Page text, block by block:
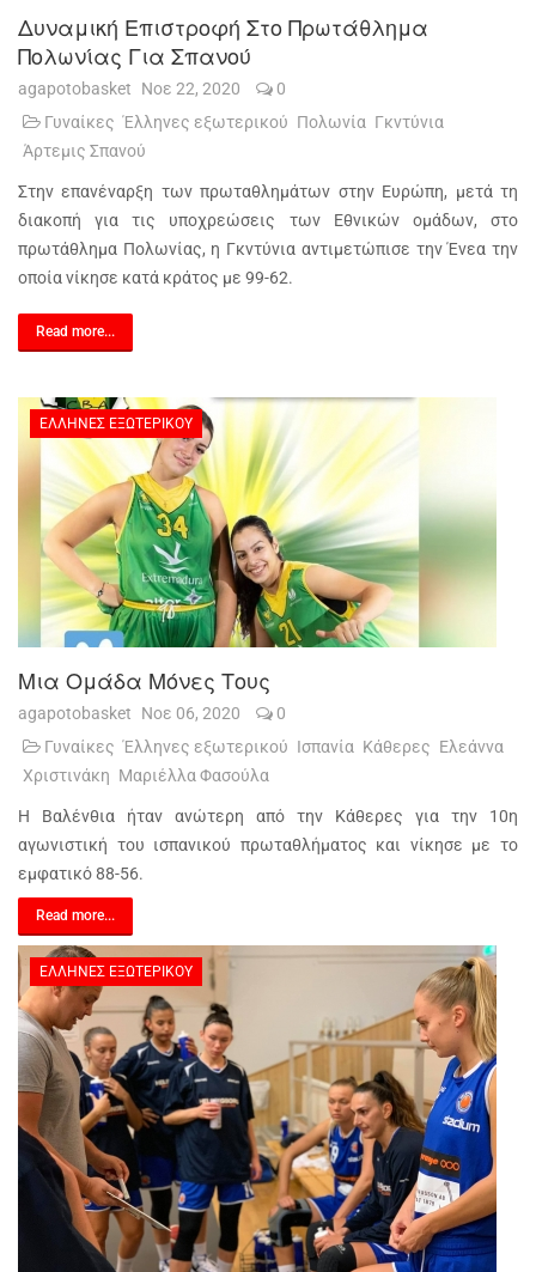
Δυναμική Επιστροφή Στο Πρωτάθλημα
Πολωνίας Για Σπανού
agapotobasket Νοε 22, 2020
0
Γυναίκες Έλληνες εξωτερικού Πολωνία Γκντύνια
Άρτεμις Σπανού
Στην επανέναρξη των πρωταθλημάτων στην Ευρώπη, μετά τη
διακοπή για τις υποχρεώσεις των Εθνικών ομάδων, στο
πρωτάθλημα Πολωνίας, η Γκντύνια αντιμετώπισε την Ένεα την
οποία νίκησε κατά κράτος με 99-62.
Read more...
ΈΛΛΗΝΕΣ ΕΞΩΤΕΡΙΚΟΎ
Μια Ομάδα Μόνες Τους
agapotobasket Νοε 06, 2020
0
Γυναίκες Έλληνες εξωτερικού Ισπανία Κάθερες Ελεάννα
Χριστινάκη Μαριέλλα Φασούλα
Η Βαλένθια ήταν ανώτερη από την Κάθερες για την 10η
αγωνιστική του ισπανικού πρωταθλήματος και νίκησε με το
εμφατικό 88-56.
Read more...
ΈΛΛΗΝΕΣ ΕΞΩΤΕΡΙΚΟΎ